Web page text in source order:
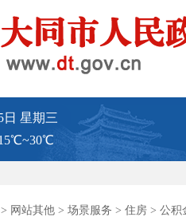
星期三
> 网站其他 > 场景服务 > 住房 > 公积